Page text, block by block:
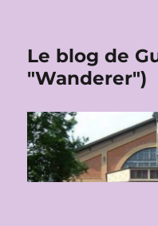
Le blog de
"Wanderer")